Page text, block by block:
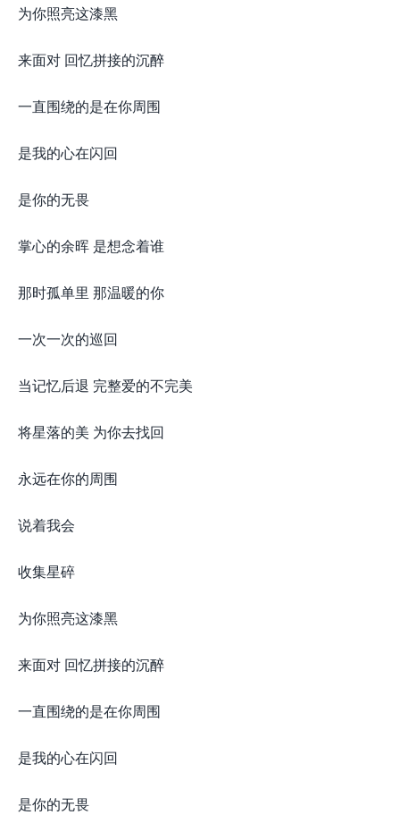
为你照亮这漆黑
来面对 回忆拼接的沉醉
一直围绕的是在你周围
是我的心在闪回
是你的无畏
掌心的余晖 是想念着谁
那时孤单里 那温暖的你
一次一次的巡回
当记忆后退 完整爱的不完美
将星落的美 为你去找回
永远在你的周围
说着我会
收集星碎
为你照亮这漆黑
来面对 回忆拼接的沉醉
一直围绕的是在你周围
是我的心在闪回
是你的无畏